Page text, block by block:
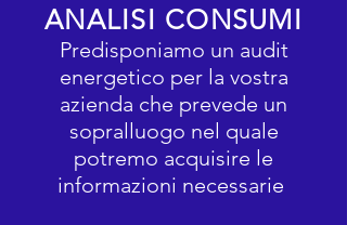
ANALISI CONSUMI
Predisponiamo un audit
energetico per la vostra
azienda che prevede un
sopralluogo nel quale
potremo acquisire le
informazioni necessarie